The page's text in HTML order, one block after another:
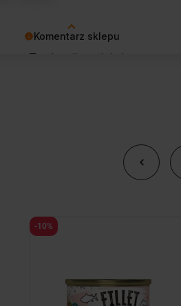
Komentarz sklepu
nas Twoja miła opinia i
-10%